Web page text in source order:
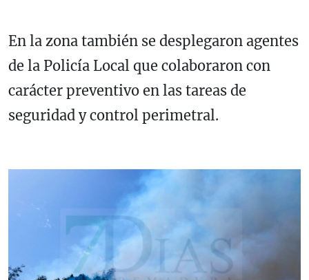
En la zona también se desplegaron agentes
de la Policía Local que colaboraron con
carácter preventivo en las tareas de
seguridad y control perimetral.